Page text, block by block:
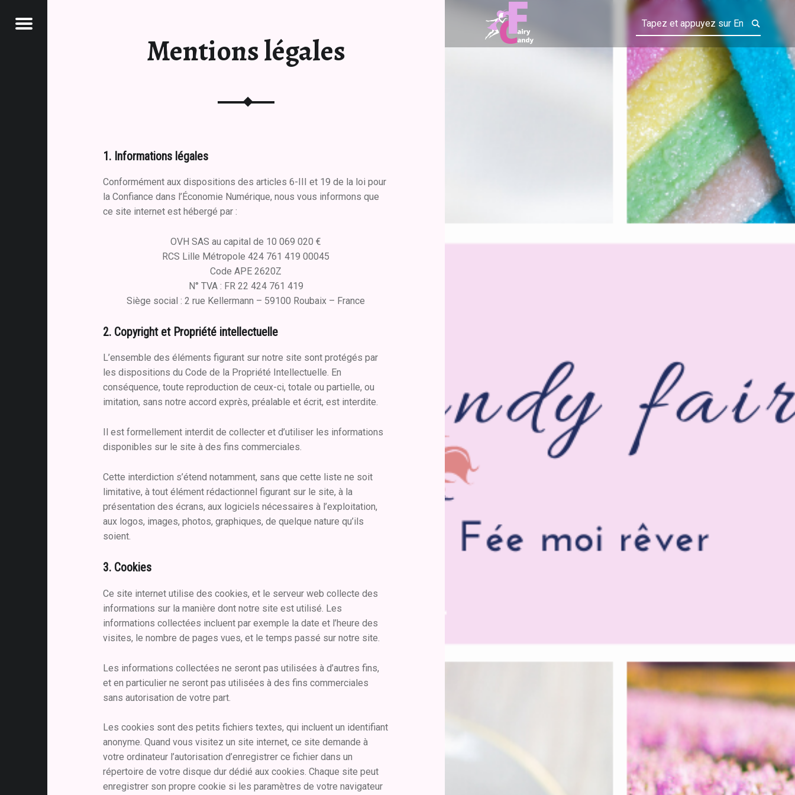
Blog d'une fée
Menu
Mentions légales
1. Informations légales
Conformément aux dispositions des articles 6-III et 19 de la loi pour
la Confiance dans l’Économie Numérique, nous vous informons que
ce site internet est hébergé par :
OVH SAS au capital de 10 069 020 €
RCS Lille Métropole 424 761 419 00045
Code APE 2620Z
N° TVA : FR 22 424 761 419
Siège social : 2 rue Kellermann – 59100 Roubaix – France
2. Copyright et Propriété intellectuelle
L’ensemble des éléments figurant sur notre site sont protégés par
les dispositions du Code de la Propriété Intellectuelle. En
conséquence, toute reproduction de ceux-ci, totale ou partielle, ou
imitation, sans notre accord exprès, préalable et écrit, est interdite.
Il est formellement interdit de collecter et d’utiliser les informations
disponibles sur le site à des fins commerciales.
Cette interdiction s’étend notamment, sans que cette liste ne soit
limitative, à tout élément rédactionnel figurant sur le site, à la
présentation des écrans, aux logiciels nécessaires à l’exploitation,
aux logos, images, photos, graphiques, de quelque nature qu’ils
soient.
3. Cookies
Ce site internet utilise des cookies, et le serveur web collecte des
informations sur la manière dont notre site est utilisé. Les
informations collectées incluent par exemple la date et l’heure des
visites, le nombre de pages vues, et le temps passé sur notre site.
Les informations collectées ne seront pas utilisées à d’autres fins,
et en particulier ne seront pas utilisées à des fins commerciales
sans autorisation de votre part.
Les cookies sont des petits fichiers textes, qui incluent un identifiant
anonyme. Quand vous visitez un site internet, ce site demande à
votre ordinateur l’autorisation d’enregistrer ce fichier dans un
répertoire de votre disque dur dédié aux cookies. Chaque site peut
enregistrer son propre cookie si les paramètres de votre navigateur